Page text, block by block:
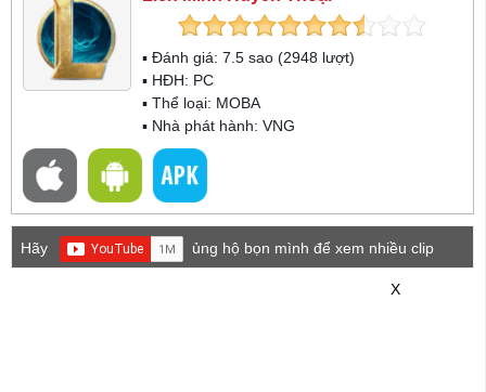
▪ Đánh giá: 7.5 sao (2948 lượt)
▪ HĐH: PC
▪ Thể loại: MOBA
▪ Nhà phát hành: VNG
Hãy
ủng hộ bọn mình để xem nhiều clip
X